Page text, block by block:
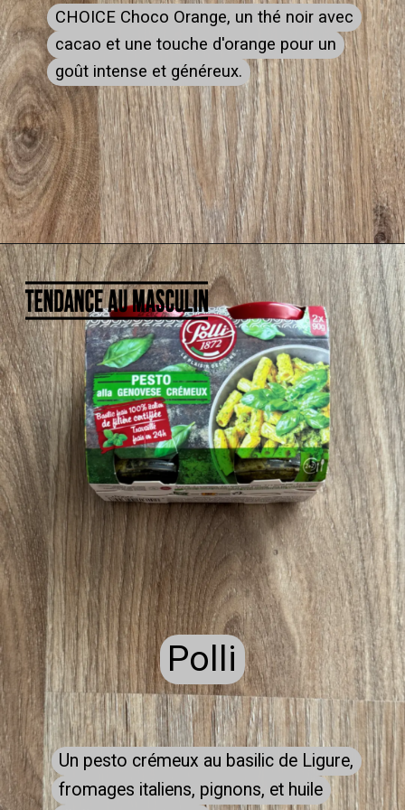
CHOICE Choco Orange, un thé noir avec
cacao et une touche d'orange pour un
goût intense et généreux.
CHOICE Choco Orange, un thé noir avec
cacao et une touche d'orange pour un
goût intense et généreux.
Polli
Polli
Un pesto crémeux au basilic de Ligure,
fromages italiens, pignons, et huile
Un pesto crémeux au basilic de Ligure,
fromages italiens, pignons, et huile